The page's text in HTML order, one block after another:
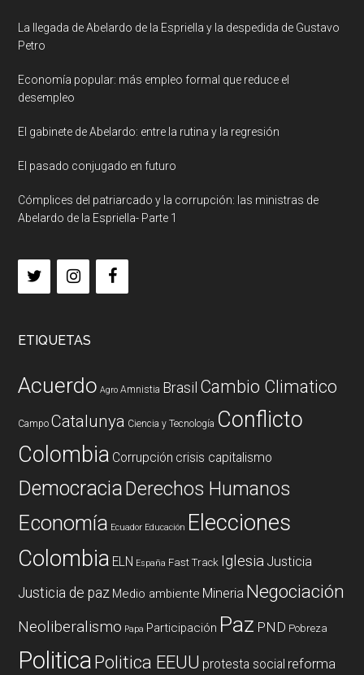
La llegada de Abelardo de la Espriella y la despedida de Gustavo
Petro
Economía popular: más empleo formal que reduce el
desempleo
El gabinete de Abelardo: entre la rutina y la regresión
El pasado conjugado en futuro
Cómplices del patriarcado y la corrupción: las ministras de
Abelardo de la Espriella- Parte 1
ETIQUETAS
Acuerdo Agro Amnistia Brasil Cambio Climatico
Campo Catalunya Ciencia y Tecnología Conflicto
Colombia Corrupción crisis capitalismo
DemocraciaDerechos Humanos
Economía Ecuador Educación Elecciones
Colombia ELN España Fast Track Iglesia Justicia
Justicia de paz Medio ambiente Mineria Negociación
Neoliberalismo Papa Participación Paz PND Pobreza
PoliticaPolitica EEUU protesta social reforma